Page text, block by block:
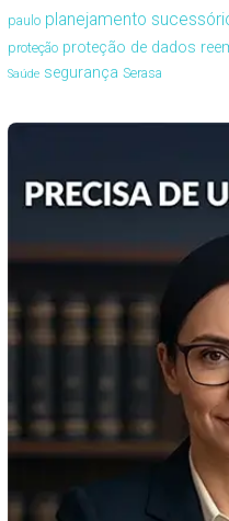
paulo planejamento
proteção proteção de dados
Saúde segurança Serasa